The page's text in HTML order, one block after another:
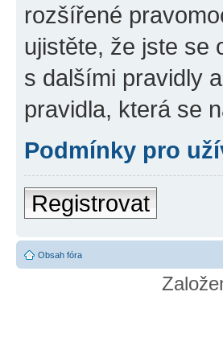
rozšířené
ujistěte, že jste se
s dalšími pravidly
pravidla, která se
Podmínky pro
Registrovat
Obsah fóra